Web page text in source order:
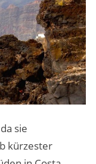
sie
kürzester